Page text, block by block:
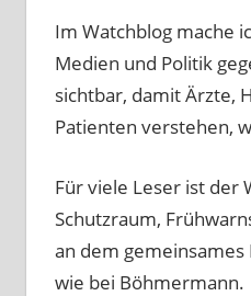
Im Watchblog mache
Medien und Politik
sichtbar, damit Ärzte,
Patienten verstehen,
Für viele Leser ist der
Schutzraum,
an dem
wie bei Böhmermann.